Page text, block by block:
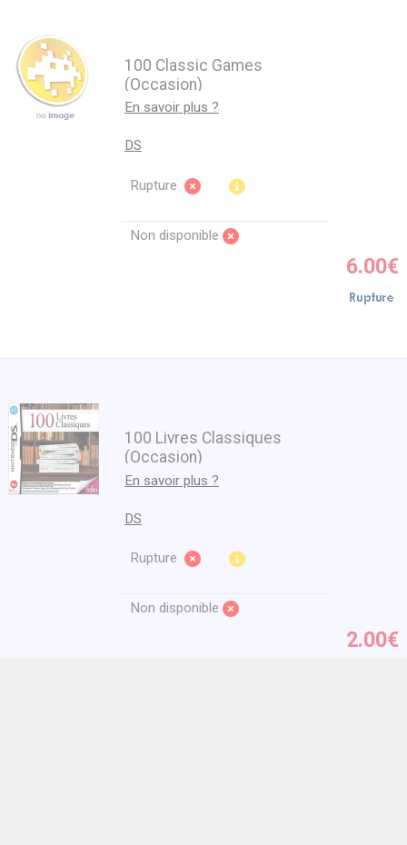
100 Classic Games
(Occasion)
En savoir plus ?
DS
Rupture
Non disponible
6.00€
100 Livres Classiques
(Occasion)
En savoir plus ?
DS
Rupture
Non disponible
2.00€